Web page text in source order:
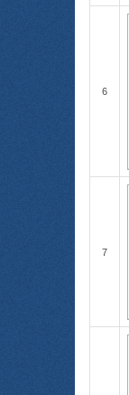
6
7